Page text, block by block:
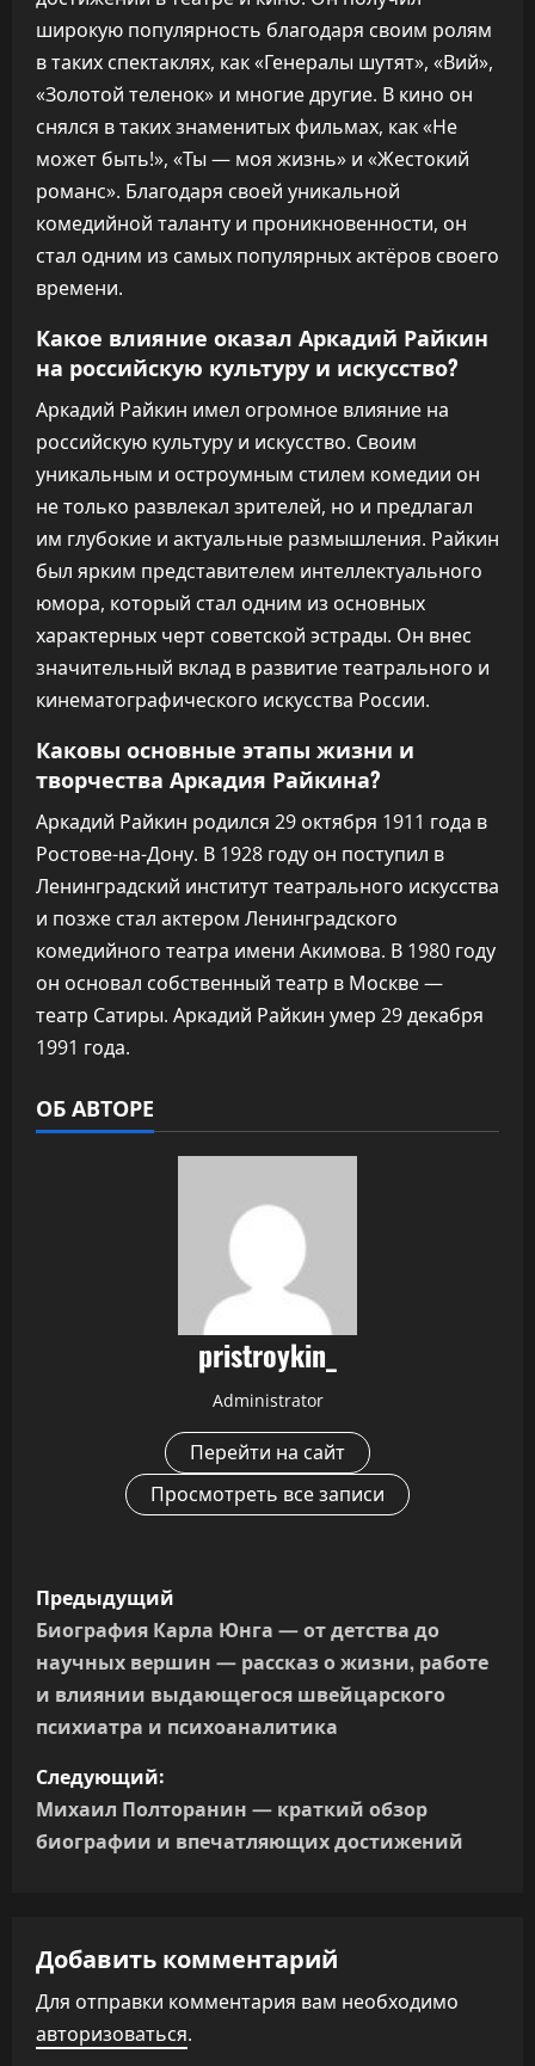
широкую популярность благодаря своим ролям
в таких спектаклях, как «Генералы шутят», «Вий»,
«Золотой теленок» и многие другие. В кино он
снялся в таких знаменитых фильмах, как «Не
может быть!», «Ты — моя жизнь» и «Жестокий
романс». Благодаря своей уникальной
комедийной таланту и проникновенности, он
стал одним из самых популярных актёров своего
времени.
Какое влияние оказал Аркадий Райкин
на российскую культуру и искусство?
Аркадий Райкин имел огромное влияние на
российскую культуру и искусство. Своим
уникальным и остроумным стилем комедии он
не только развлекал зрителей, но и предлагал
им глубокие и актуальные размышления. Райкин
был ярким представителем интеллектуального
юмора, который стал одним из основных
характерных черт советской эстрады. Он внес
значительный вклад в развитие театрального и
кинематографического искусства России.
Каковы основные этапы жизни и
творчества Аркадия Райкина?
Аркадий Райкин родился 29 октября 1911 года в
Ростове-на-Дону. В 1928 году он поступил в
Ленинградский институт театрального искусства
и позже стал актером Ленинградского
комедийного театра имени Акимова. В 1980 году
он основал собственный театр в Москве —
театр Сатиры. Аркадий Райкин умер 29 декабря
1991 года.
ОБ АВТОРЕ
pristroykin_
Administrator
Перейти на сайт
Просмотреть все записи
Н
а
в
и
г
а
и
я
п
Предыдущий
Биография Карла Юнга — от детства до
научных вершин — рассказ о жизни, работе
и влиянии выдающегося швейцарского
психиатра и психоаналитика
Следующий:
Михаил Полторанин — краткий обзор
биографии и впечатляющих достижений
Добавить комментарий
Для отправки комментария вам необходимо
авторизоваться.